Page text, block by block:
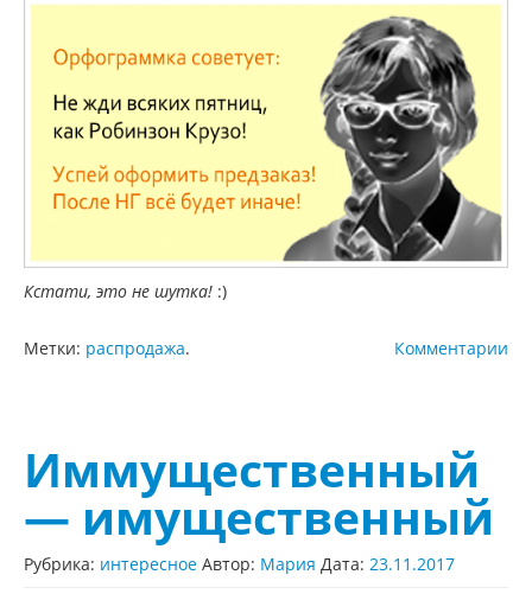
Кстати, это не шутка! :)
Комментарии
Метки: распродажа.
Иммущественный
— имущественный
Рубрика: интересное Автор: Мария Дата: 23.11.2017